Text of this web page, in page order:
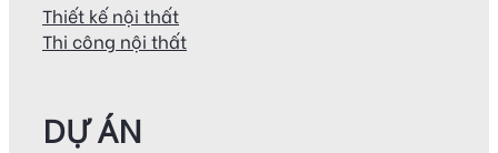
Thiết kế nội thất
Thi công nội thất
DỰ ÁN